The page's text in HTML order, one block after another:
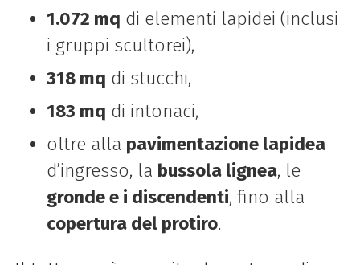
1.072 mq di elementi lapidei (inclusi
i gruppi scultorei),
318 mq di stucchi,
183 mq di intonaci,
oltre alla pavimentazione lapidea
d’ingresso, la bussola lignea, le
gronde e i discendenti, fino alla
copertura del protiro.